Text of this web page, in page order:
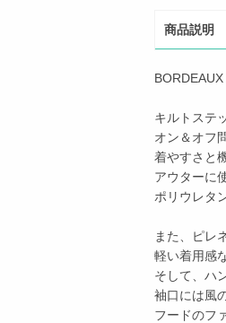
商品説明
キルトステ
オン＆オフ
着やすさと
アウターに
ポリウレタ
また、ピレ
軽い着用感
そして、ハ
袖口には風
フードのフ